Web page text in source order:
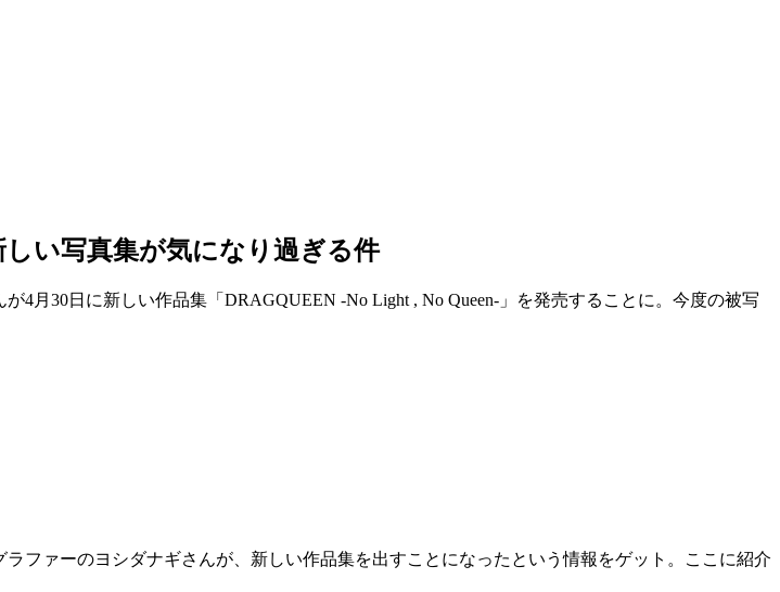
い写真集が気になり過ぎる件
月30日に新しい作品集「DRAGQUEEN -No Light , No Queen-」を発売することに。今度の被写
ラファーのヨシダナギさんが、新しい作品集を出すことになったという情報をゲット。ここに紹介